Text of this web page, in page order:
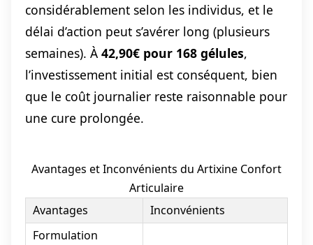
considérablement selon les individus, et le
délai d’action peut s’avérer long (plusieurs
semaines). À 42,90€ pour 168 gélules,
l’investissement initial est conséquent, bien
que le coût journalier reste raisonnable pour
une cure prolongée.
Avantages et Inconvénients du Artixine Confort
Articulaire
Avantages
Inconvénients
Formulation